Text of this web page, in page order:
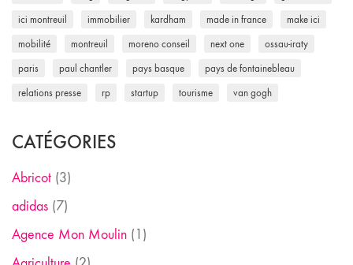
ici montreuil immobilier kardham made in france make ici
mobilité montreuil moreno conseil next one ossau-iraty
paris paul chantler pays basque pays de fontainebleau
relations presse rp startup tourisme van gogh
CATÉGORIES
Abricot (3)
adidas (7)
Agence Mon Moulin (1)